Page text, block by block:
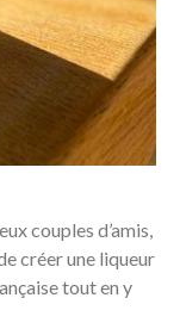
couples d’amis,
créer une liqueur
tout en y